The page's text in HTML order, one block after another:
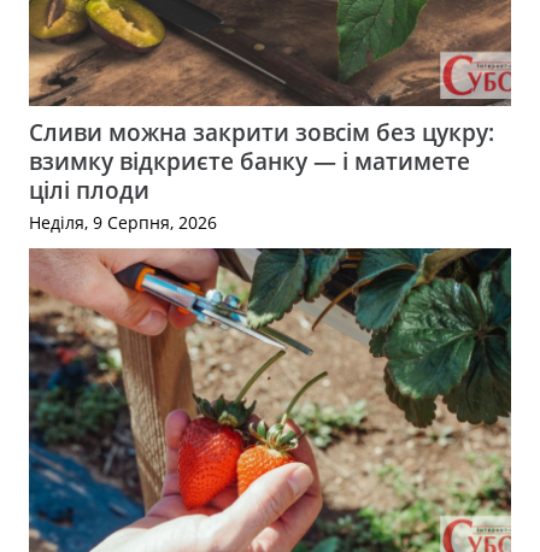
Сливи можна закрити зовсім без цукру:
взимку відкриєте банку — і матимете
цілі плоди
Неділя, 9 Серпня, 2026